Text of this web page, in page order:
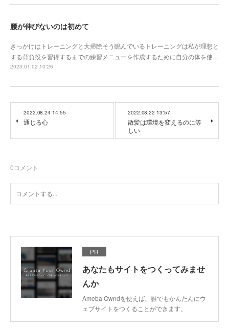
腰が伸びないのは初めて
きっかけはトレーニングと大掃除そう睨んでいるトレーニングは私が理想と
する背負投を習得するまでの練習メニューを作成するために自分の体を使…
2023.01.02 10:26
2022.08.24 14:55
通じる心
2022.08.22 13:57
散髪は環境を変えるのに等
しい
0コメント
PR
あなたもサイトをつくってみませ
んか
Ameba Owndを使えば、誰でもかんたんにウ
ェブサイトをつくることができます。